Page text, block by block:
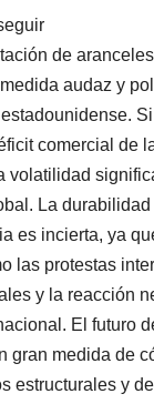
de
audaz y
comercial de
volatilidad
La
es incierta, ya
las protestas
y la reacción
El futuro
gran medida de
estructurales y